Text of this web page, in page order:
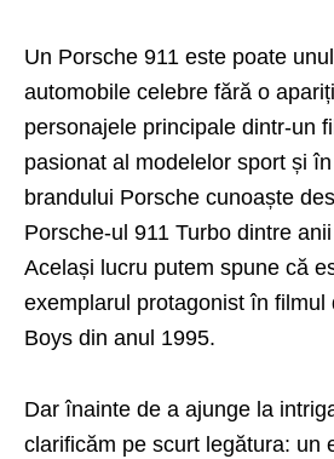
Un Porsche 911 este poate
automobile celebre fără o
personajele principale dintr-un
pasionat al modelelor sport și în
brandului Porsche cunoaște
Porsche-ul 911 Turbo dintre
Același lucru putem spune că
exemplarul protagonist în filmul
Boys din anul 1995.
Dar înainte de a ajunge la
clarificăm pe scurt legătura: un